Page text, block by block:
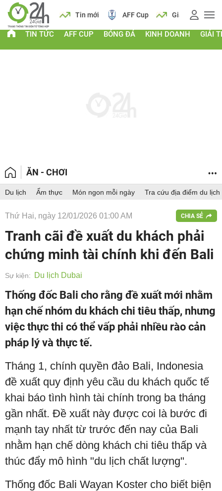
Lịch Tin mới AFF Cup Giá vàng
TIN TỨC AFF CUP BÓNG ĐÁ KINH DOANH GIẢI
ĂN - CHƠI
Du lịch Ẩm thực Món ngon mỗi ngày Tra cứu địa điểm du lịch
Thứ Hai, ngày 12/01/2026 01:00 AM CHIA SẺ
Tranh cãi đề xuất du khách phải
chứng minh tài chính khi đến Bali
Sự kiện: Du lịch Dubai
Thống đốc Bali cho rằng đề xuất mới nhằm
hạn chế nhóm du khách chi tiêu thấp, nhưng
việc thực thi có thể vấp phải nhiều rào cản
pháp lý và thực tế.
Tháng 1, chính quyền đảo Bali, Indonesia
đề xuất quy định yêu cầu du khách quốc tế
khai báo tình hình tài chính trong ba tháng
gần nhất. Đề xuất này được coi là bước đi
mạnh tay nhất từ trước đến nay của Bali
nhằm hạn chế dòng khách chi tiêu thấp và
thúc đẩy mô hình "du lịch chất lượng".
Thống đốc Bali Wayan Koster cho biết biện